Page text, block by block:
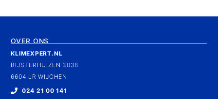
OVER ONS
KLIMEXPERT.NL
BIJSTERHUIZEN 3038
6604 LR WIJCHEN
024 21 00 141